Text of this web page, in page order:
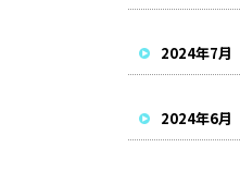
2024年7月
2024年6月